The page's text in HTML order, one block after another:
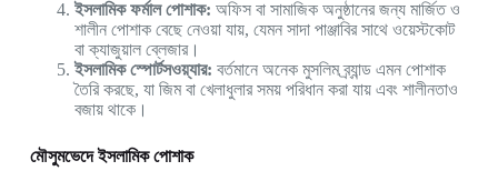
ইসলামিক ফর্মাল পোশাক: অফিস বা সামাজিক অনুষ্ঠানের জন্য মার্জিত ও
শালীন পোশাক বেছে নেওয়া যায়, যেমন সাদা পাঞ্জাবির সাথে ওয়েস্টকোট
বা ক্যাজুয়াল ব্লেজার।
ইসলামিক স্পোর্টসওয়্যার: বর্তমানে অনেক মুসলিম ব্র্যান্ড এমন পোশাক
তৈরি করছে, যা জিম বা খেলাধুলার সময় পরিধান করা যায় এবং শালীনতাও
বজায় থাকে।
মৌসুমভেদে ইসলামিক পোশাক